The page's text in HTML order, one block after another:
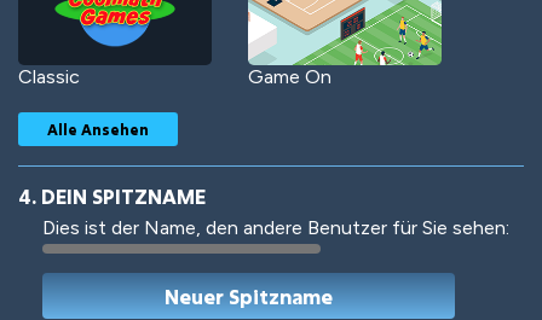
Classic Game On
Woof Jungle Cats
Alle Ansehen
4. DEIN SPITZNAME
Dies ist der Name, den andere Benutzer für Sie sehen: